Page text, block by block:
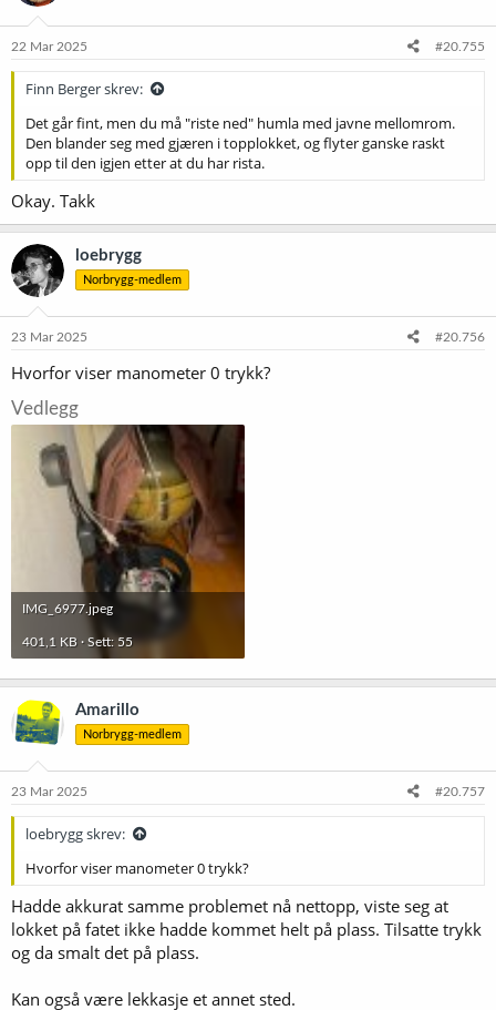
22 Mar 2025 #20.755
Finn Berger skrev:
Det går fint, men du må "riste ned" humla med javne mellomrom.
Den blander seg med gjæren i topplokket, og flyter ganske raskt
opp til den igjen etter at du har rista.
Okay. Takk
loebrygg
Norbrygg-medlem
23 Mar 2025 #20.756
Hvorfor viser manometer 0 trykk?
Vedlegg
IMG_6977.jpeg
401,1 KB · Sett: 55
Amarillo
Norbrygg-medlem
23 Mar 2025 #20.757
loebrygg skrev:
Hvorfor viser manometer 0 trykk?
Hadde akkurat samme problemet nå nettopp, viste seg at
lokket på fatet ikke hadde kommet helt på plass. Tilsatte trykk
og da smalt det på plass.
Kan også være lekkasje et annet sted.